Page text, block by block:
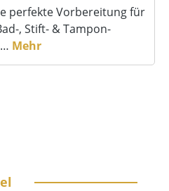
perfekte Vorbereitung für
, Stift- & Tampon-
Mehr